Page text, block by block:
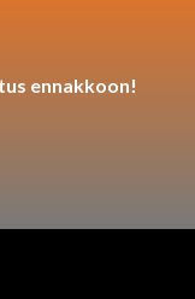
ennakkoon!